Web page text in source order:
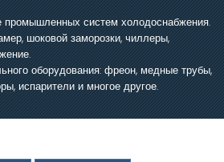
работы:
пт. с 7:30 до 16:30,
сб.-вс. Выходной
на обработку персональных
промышленных систем холодоснабжения.
шоковой заморозки, чиллеры,
оборудования: фреон, медные трубы,
испарители и многое другое.